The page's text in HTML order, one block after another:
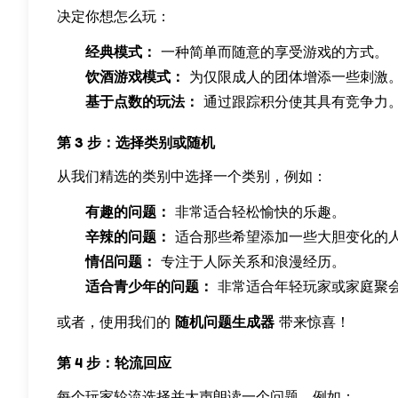
决定你想怎么玩：
经典模式： 一种简单而随意的享受游戏的方式。
饮酒游戏模式： 为仅限成人的团体增添一些刺激。
基于点数的玩法： 通过跟踪积分使其具有竞争力。
第 3 步：选择类别或随机
从我们精选的类别中选择一个类别，例如：
有趣的问题： 非常适合轻松愉快的乐趣。
辛辣的问题： 适合那些希望添加一些大胆变化的人
情侣问题： 专注于人际关系和浪漫经历。
适合青少年的问题： 非常适合年轻玩家或家庭聚会
或者，使用我们的 随机问题生成器 带来惊喜！
第 4 步：轮流回应